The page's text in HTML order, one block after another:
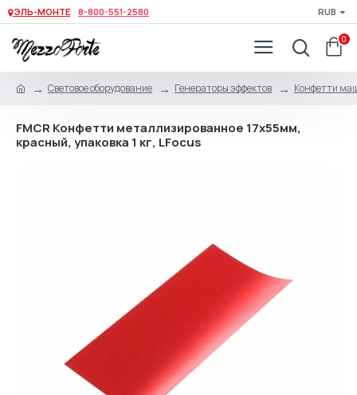
ЭЛЬ-МОНТЕ 8-800-551-2580 RUB
0
Световое оборудование Генераторы эффектов Конфетти
FMCR Конфетти металлизированное 17х55мм,
красный, упаковка 1 кг, LFocus